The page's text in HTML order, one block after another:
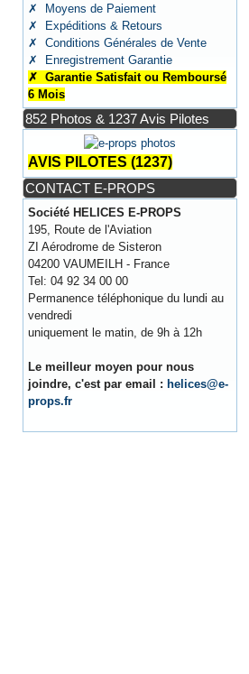
✗ Moyens de Paiement
✗ Expéditions & Retours
✗ Conditions Générales de Vente
✗ Enregistrement Garantie
✗ Garantie Satisfait ou Remboursé
6 Mois
852 Photos & 1237 Avis Pilotes
AVIS PILOTES (1237)
CONTACT E-PROPS
Société HELICES E-PROPS
195, Route de l'Aviation
ZI Aérodrome de Sisteron
04200 VAUMEILH - France
Tel: 04 92 34 00 00
Permanence téléphonique du lundi au
vendredi
uniquement le matin, de 9h à 12h
Le meilleur moyen pour nous
joindre, c'est par email : helices@e-
props.fr